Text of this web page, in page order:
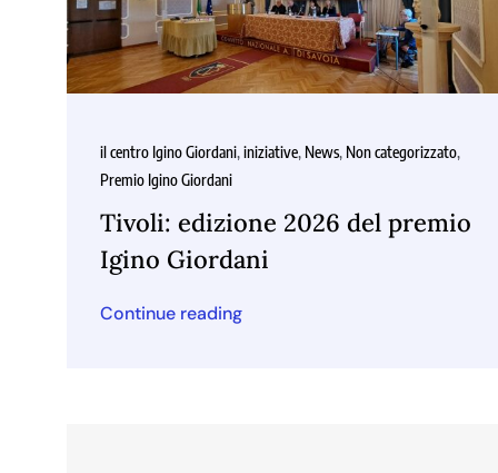
il centro Igino Giordani,iniziative, News, Non categorizzato,
Premio Igino Giordani
Tivoli: edizione 2026 del premio
Igino Giordani
Continue reading